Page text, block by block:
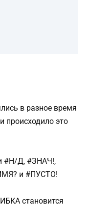
в разное время
происходило это
#Н/Д, #ЗНАЧ!,
и #ПУСТО!
становится